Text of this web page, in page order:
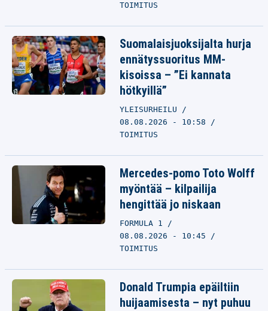
TOIMITUS
Suomalaisjuoksijalta hurja
ennätyssuoritus MM-
kisoissa – ”Ei kannata
hötkyillä”
YLEISURHEILU
08.08.2026 - 10:58
TOIMITUS
Mercedes-pomo Toto Wolff
myöntää – kilpailija
hengittää jo niskaan
FORMULA 1
08.08.2026 - 10:45
TOIMITUS
Donald Trumpia epäiltiin
huijaamisesta – nyt puhuu